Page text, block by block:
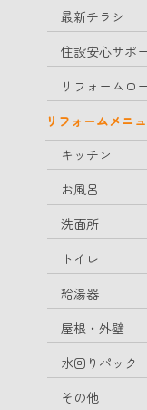
最新チラシ
住設安心サポ
リフォームロ
リフォームメニ
キッチン
お風呂
洗面所
トイレ
給湯器
屋根・外壁
水回りパック
その他